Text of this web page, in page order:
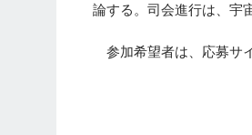
論する。司会進行は、宇
参加希望者は、応募サ